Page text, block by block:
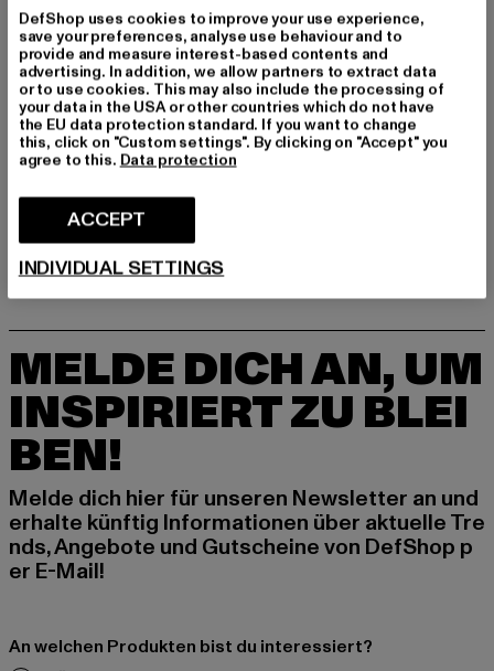
URBAN CLASSICS
Zodiac
EUR 12,05
Derzeitiger Preis: EUR 12,05
EUR 17,99
MELDE DICH AN, UM
INSPIRIERT ZU BLEI
BEN!
Melde dich hier für unseren Newsletter an und
erhalte künftig Informationen über aktuelle Tre
nds, Angebote und Gutscheine von DefShop p
er E-Mail!
An welchen Produkten bist du interessiert?
DefShop uses cookies to improve your use experience,
save your preferences, analyse use behaviour and to
provide and measure interest-based contents and
advertising. In addition, we allow partners to extract data
or to use cookies. This may also include the processing of
your data in the USA or other countries which do not have
the EU data protection standard. If you want to change
this, click on "Custom settings". By clicking on "Accept" you
agree to this. Data protection
ACCEPT
INDIVIDUAL SETTINGS